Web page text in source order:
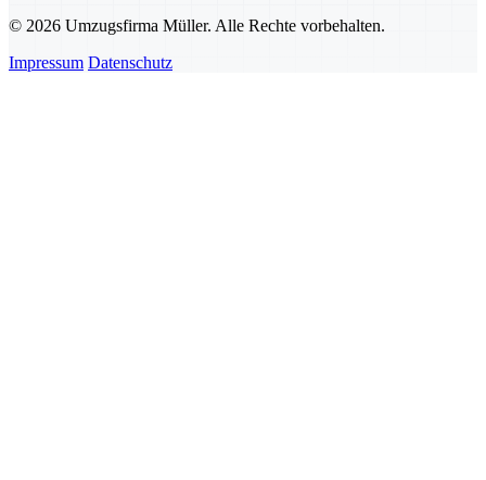
© 2026 Umzugsfirma Müller. Alle Rechte vorbehalten.
Impressum Datenschutz